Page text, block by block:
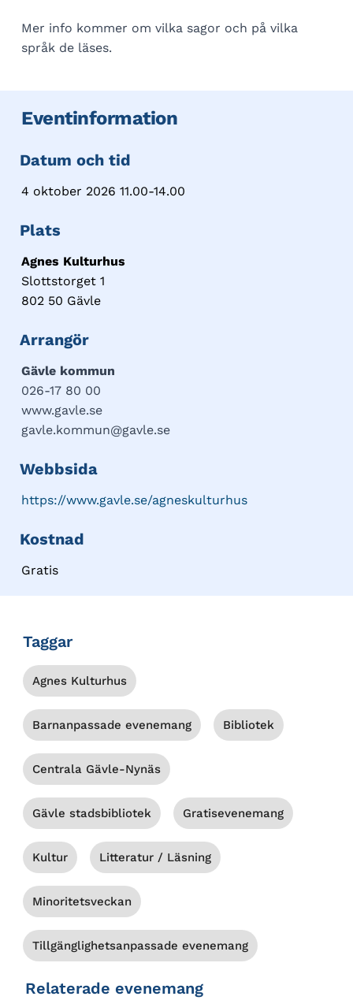
Mer info kommer om vilka sagor och på vilka
språk de läses.
Eventinformation
Datum och tid
4 oktober 2026 11.00-14.00
Plats
Agnes Kulturhus
Slottstorget 1
802 50 Gävle
Arrangör
Gävle kommun
026-17 80 00
www.gavle.se
gavle.kommun@gavle.se
Webbsida
https://www.gavle.se/agneskulturhus
Kostnad
Gratis
Taggar
Agnes Kulturhus
Barnanpassade evenemang Bibliotek
Centrala Gävle-Nynäs
Gävle stadsbibliotek Gratisevenemang
Kultur Litteratur / Läsning
Minoritetsveckan
Tillgänglighetsanpassade evenemang
Relaterade evenemang